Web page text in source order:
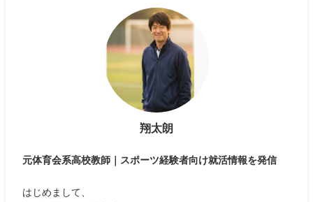
翔太朗
元体育会系高校教師｜スポーツ経験者向け就活情報を発信
はじめまして、